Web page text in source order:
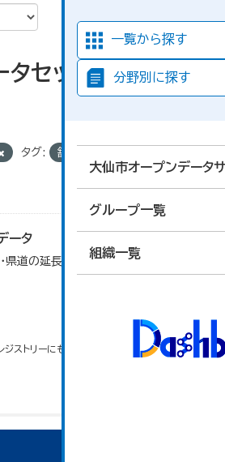
一覧から探す
分野別に探す
大仙市オープンデータ
グループ一覧
組織一覧
セットが見つか
タグ: 舗装
ータ
県道の延長等データです。
ストリーにもアクセス可能ですAPI(see